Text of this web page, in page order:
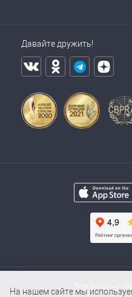
Давайте дружить!
Все товары
На нашем сайте мы